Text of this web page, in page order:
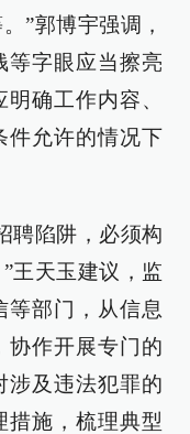
”郭博宇强调，
等字眼应当擦亮
确工作内容、
件允许的情况下
聘陷阱，必须构
王天玉建议，监
等部门，从信息
协作开展专门的
涉及违法犯罪的
措施，梳理典型